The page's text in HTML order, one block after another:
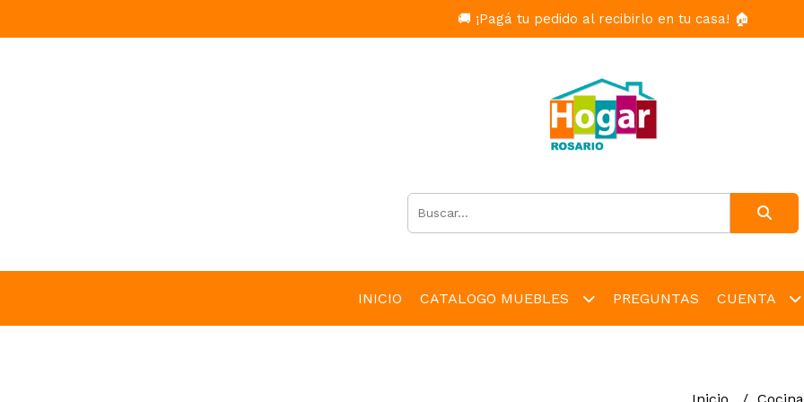
🚚 ¡Pagá tu pedido al recibirlo en tu casa! 🏠
INICIO CATALOGO MUEBLES PREGUNTAS CUENTA